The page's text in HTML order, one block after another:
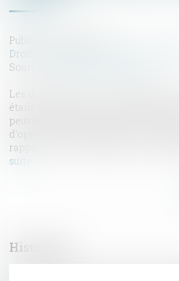
Publié le :
Droit immobilier
Source :
Les dispositions civiles applicables
étant supplétives de la volonté des
peuvent déroger à l'interdiction faite
d'opposer au délégataire les
rapports entre le délégant et le
suite
Historique